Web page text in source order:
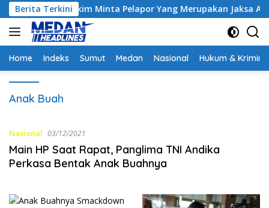
Langsung
ke
konten
Berita Terkini
Hakim Minta Pelapor Yang Merupakan Jaksa Agar
Home Indeks Sumut Medan Nasional Hukum &
Anak Buah
Nasional 03/12/2021
Main HP Saat Rapat, Panglima TNI Andika
Perkasa Bentak Anak Buahnya